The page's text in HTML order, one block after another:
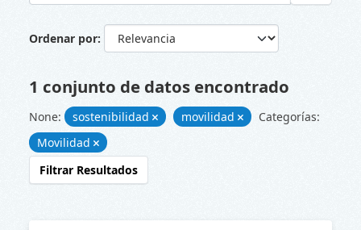
Ordenar por
1 conjunto de datos encontrado
None: sostenibilidad movilidad
Categorías:
Movilidad
Filtrar Resultados